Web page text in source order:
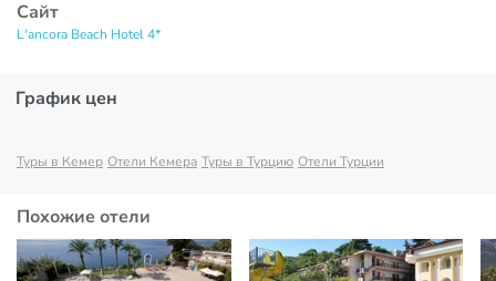
Сайт
L'ancora Beach Hotel 4*
График цен
Туры в Кемер Отели Кемера Туры в Турцию Отели Турции
Похожие отели